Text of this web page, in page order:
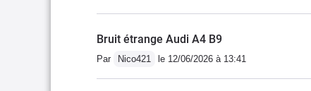
Bruit étrange Audi A4 B9
Par Nico421 le 12/06/2026 à 13:41